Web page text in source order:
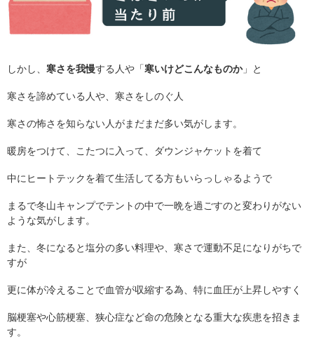
しかし、 寒さを我慢する人や「寒いけどこんなものか」と
寒さを諦めている人や、寒さをしのぐ人
寒さの怖さを知らない人がまだまだ多い気がします。
暖房をつけて、こたつに入って、ダウンジャケットを着て
中にヒートテックを着て生活してる方もいらっしゃるようで
まるで冬山キャンプでテントの中で一晩を過ごすのと変わりがない
ような気がします。
また、冬になると塩分の多い料理や、寒さで運動不足になりがちで
すが
更に体が冷えることで血管が収縮する為、特に血圧が上昇しやすく
脳梗塞や心筋梗塞、狭心症など命の危険となる重大な疾患を招きま
す。